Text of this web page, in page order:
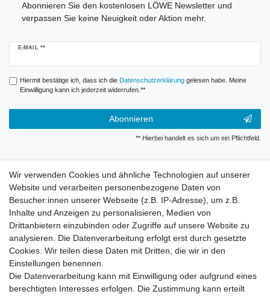
Abonnieren Sie den kostenlosen LÖWE Newsletter und
verpassen Sie keine Neuigkeit oder Aktion mehr.
E-MAIL **
Newsletter
Hiermit bestätige ich, dass ich die Daten­schutz­erklärunggelesen habe. Meine
Einwilligung kann ich jederzeit widerrufen.**
Abonnieren
** Hierbei handelt es sich um ein Pflichtfeld.
Impressum
Datenschutzerklärung
Kontakt
Wir verwenden Cookies und ähnliche Technologien auf unserer
Website und verarbeiten personenbezogene Daten von
Besucher:innen unserer Webseite (z.B. IP-Adresse), um z.B.
Inhalte und Anzeigen zu personalisieren, Medien von
Drittanbietern einzubinden oder Zugriffe auf unsere Website zu
analysieren. Die Datenverarbeitung erfolgt erst durch gesetzte
Cookies. Wir teilen diese Daten mit Dritten, die wir in den
Einstellungen benennen.
Die Datenverarbeitung kann mit Einwilligung oder aufgrund eines
berechtigten Interesses erfolgen. Die Zustimmung kann erteilt